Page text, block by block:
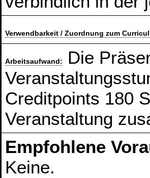
Verwendbarkeit / Zuordnung zum
Arbeitsaufwand:
Die
Creditpoints 180
Veranstaltung
Empfohlene
Keine.